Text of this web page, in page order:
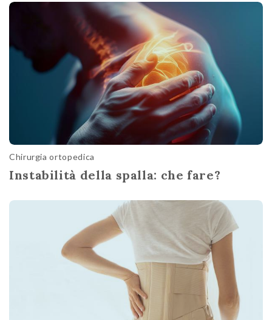
Chirurgia ortopedica
Instabilità della spalla: che fare?